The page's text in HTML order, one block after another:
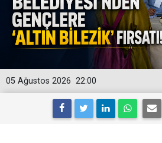
22:00
05 Ağustos 2026